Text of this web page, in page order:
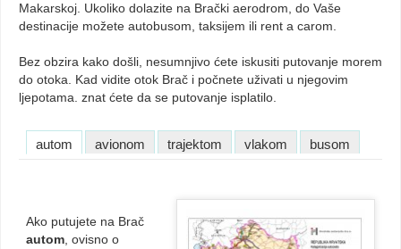
Makarskoj. Ukoliko dolazite na Brački aerodrom, do Vaše
destinacije možete autobusom, taksijem ili rent a carom.
Bez obzira kako došli, nesumnjivo ćete iskusiti putovanje morem
do otoka. Kad vidite otok Brač i počnete uživati u njegovim
ljepotama. znat ćete da se putovanje isplatilo.
autom avionom trajektom vlakom busom
Ako putujete na Brač
autom, ovisno o